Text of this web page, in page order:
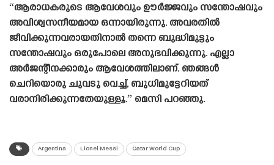
“ആരാധകരുടെ ആവേശവും ഊർജ്ജവും സന്തോഷവും
അവിശ്വസനീയമായ ഒന്നായിരുന്നു. അവരതിൽ
ജീവിക്കുന്നവരായതിനാൽ തന്നെ ബുദ്ധിമുട്ടും
സന്തോഷവും ഒരുപോലെ അനുഭവിക്കുന്നു. എല്ലാ
അർജന്റീനക്കാരും ആവേശത്തിലാണ്. ഞങ്ങൾ
ചെറിയൊരു ചുവടു വെച്ച്, ബുധിമുട്ടേറിയത്
വരാനിരിക്കുന്നതേയുള്ളൂ.” മെസി പറഞ്ഞു.
Argentina Lionel Messi Qatar World Cup